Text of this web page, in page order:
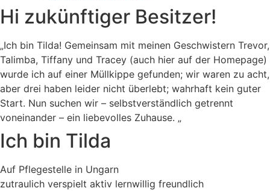
Hi zukünftiger Besitzer!
„Ich bin Tilda! Gemeinsam mit meinen Geschwistern Trevor,
Talimba, Tiffany und Tracey (auch hier auf der Homepage)
wurde ich auf einer Müllkippe gefunden; wir waren zu acht,
aber drei haben leider nicht überlebt; wahrhaft kein guter
Start. Nun suchen wir – selbstverständlich getrennt
voneinander – ein liebevolles Zuhause. „
Ich bin Tilda
Auf Pflegestelle in Ungarn
zutraulich verspielt aktiv lernwillig freundlich